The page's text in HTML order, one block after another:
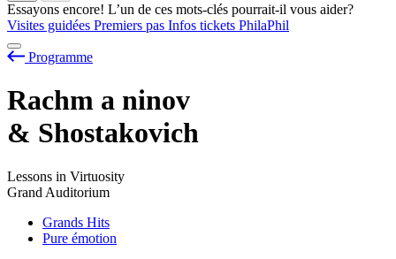
Essayons encore! L’un de ces mots-clés pourrait-il vous aider?
Visites guidées Premiers pas Infos tickets PhilaPhil
Programme
Rachm a ninov
& Shostakovich
Lessons in Virtuosity
Grand Auditorium
Grands Hits
Pure émotion